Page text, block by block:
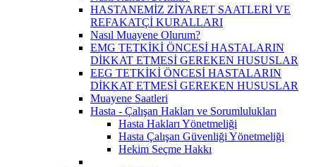
HASTANEMİZ ZİYARET SAATLERİ VE
REFAKATÇİ KURALLARI
Nasıl Muayene Olurum?
EMG TETKİKİ ÖNCESİ HASTALARIN
DİKKAT ETMESİ GEREKEN HUSUSLAR
EEG TETKİKİ ÖNCESİ HASTALARIN
DİKKAT ETMESİ GEREKEN HUSUSLAR
Muayene Saatleri
Hasta - Çalışan Hakları ve Sorumlulukları
Hasta Hakları Yönetmeliği
Hasta Çalışan Güvenliği Yönetmeliği
Hekim Seçme Hakkı